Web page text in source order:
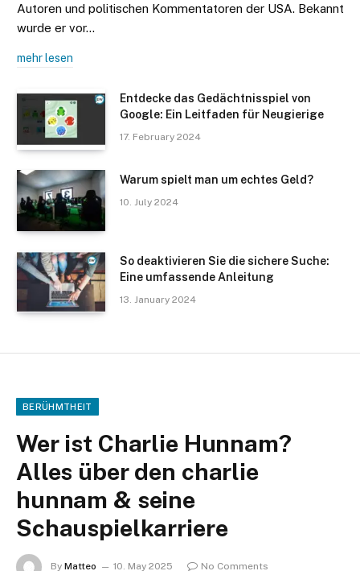
Autoren und politischen Kommentatoren der USA. Bekannt
wurde er vor…
mehr lesen
Entdecke das Gedächtnisspiel von
Google: Ein Leitfaden für Neugierige
17. February 2024
Warum spielt man um echtes Geld?
10. July 2024
So deaktivieren Sie die sichere Suche:
Eine umfassende Anleitung
13. January 2024
BERÜHMTHEIT
Wer ist Charlie Hunnam?
Alles über den charlie
hunnam & seine
Schauspielkarriere
By Matteo 10. May 2025 No Comments